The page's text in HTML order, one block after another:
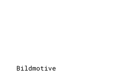
Bildmotive